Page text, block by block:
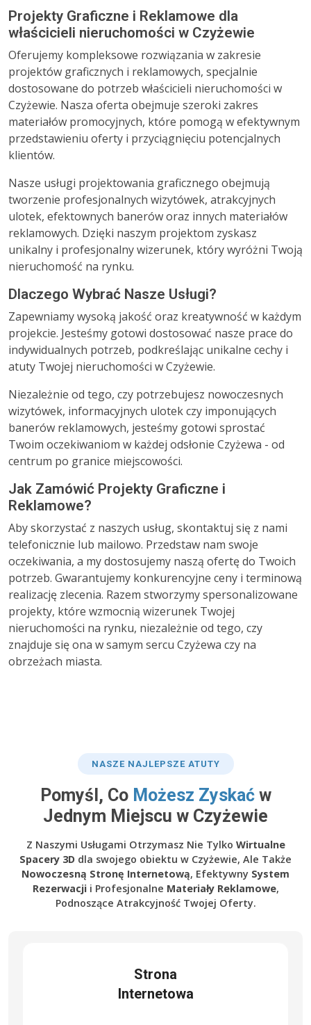
Projekty Graficzne i Reklamowe dla
właścicieli nieruchomości w Czyżewie
Oferujemy kompleksowe rozwiązania w zakresie
projektów graficznych i reklamowych, specjalnie
dostosowane do potrzeb właścicieli nieruchomości w
Czyżewie. Nasza oferta obejmuje szeroki zakres
materiałów promocyjnych, które pomogą w efektywnym
przedstawieniu oferty i przyciągnięciu potencjalnych
klientów.
Nasze usługi projektowania graficznego obejmują
tworzenie profesjonalnych wizytówek, atrakcyjnych
ulotek, efektownych banerów oraz innych materiałów
reklamowych. Dzięki naszym projektom zyskasz
unikalny i profesjonalny wizerunek, który wyróżni Twoją
nieruchomość na rynku.
Dlaczego Wybrać Nasze Usługi?
Zapewniamy wysoką jakość oraz kreatywność w każdym
projekcie. Jesteśmy gotowi dostosować nasze prace do
indywidualnych potrzeb, podkreślając unikalne cechy i
atuty Twojej nieruchomości w Czyżewie.
Niezależnie od tego, czy potrzebujesz nowoczesnych
wizytówek, informacyjnych ulotek czy imponujących
banerów reklamowych, jesteśmy gotowi sprostać
Twoim oczekiwaniom w każdej odsłonie Czyżewa - od
centrum po granice miejscowości.
Jak Zamówić Projekty Graficzne i
Reklamowe?
Aby skorzystać z naszych usług, skontaktuj się z nami
telefonicznie lub mailowo. Przedstaw nam swoje
oczekiwania, a my dostosujemy naszą ofertę do Twoich
potrzeb. Gwarantujemy konkurencyjne ceny i terminową
realizację zlecenia. Razem stworzymy spersonalizowane
projekty, które wzmocnią wizerunek Twojej
nieruchomości na rynku, niezależnie od tego, czy
znajduje się ona w samym sercu Czyżewa czy na
obrzeżach miasta.
NASZE NAJLEPSZE ATUTY
Pomyśl, Co Możesz Zyskaćw
Jednym Miejscu w Czyżewie
Z Naszymi Usługami Otrzymasz Nie Tylko Wirtualne
Spacery 3D dla swojego obiektu w Czyżewie, Ale Także
Nowoczesną Stronę Internetową, Efektywny System
Rezerwacjii Profesjonalne Materiały Reklamowe,
Podnoszące Atrakcyjność Twojej Oferty.
Strona
Internetowa